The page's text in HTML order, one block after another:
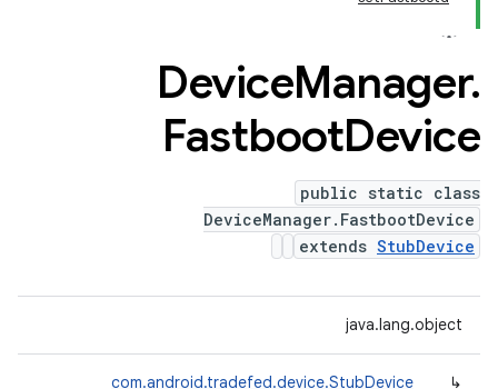
DeviceManager.
FastbootDevice
public static class
DeviceManager.FastbootDevice
extends StubDevice
java.lang.object
↳
com.android.tradefed.device.StubDevice